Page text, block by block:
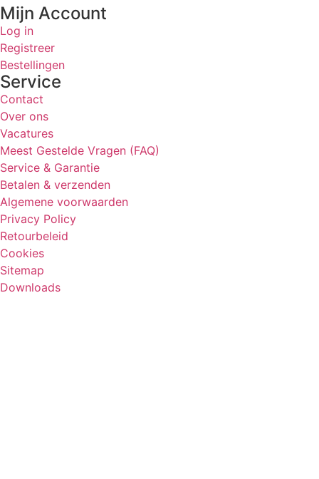
Mijn Account
Log in
Registreer
Bestellingen
Service
Contact
Over ons
Vacatures
Meest Gestelde Vragen (FAQ)
Service & Garantie
Betalen & verzenden
Algemene voorwaarden
Privacy Policy
Retourbeleid
Cookies
Sitemap
Downloads